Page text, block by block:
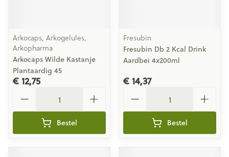
Arkocaps, Arkogelules,
Arkopharma
Arkocaps Wilde Kastanje
Plantaardig 45
€ 12,75
Bestel
Fresubin
Fresubin Db 2 Kcal Drink
Aardbei 4x200ml
€ 14,37
Bestel